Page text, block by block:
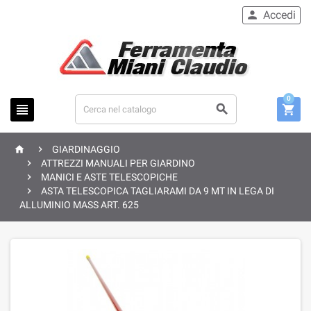
 
 Accedi

0
 
GIARDINAGGIO

ATTREZZI MANUALI PER GIARDINO

MANICI E ASTE TELESCOPICHE

ASTA TELESCOPICA TAGLIARAMI DA 9 MT IN LEGA DI
ALLUMINIO MASS ART. 625